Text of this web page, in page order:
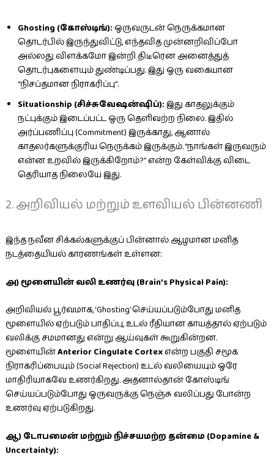
Ghosting (கோஸ்டிங்):ஒருவருடன் நெருக்கமான
தொடர்பில் இருந்துவிட்டு, எந்தவித முன்னறிவிப்போ
அல்லது விளக்கமோ இன்றி திடீரென அனைத்துத்
தொடர்புகளையும் துண்டிப்பது. இது ஒரு வகையான
“நிசப்தமான நிராகரிப்பு”.
Situationship (சிச்சுவேஷன்ஷிப்):இது காதலுக்கும்
நட்புக்கும் இடைப்பட்ட ஒரு தெளிவற்ற நிலை. இதில்
அர்ப்பணிப்பு (Commitment) இருக்காது, ஆனால்
காதலர்களுக்குரிய நெருக்கம் இருக்கும். “நாங்கள் இருவரும்
என்ன உறவில் இருக்கிறோம்?” என்ற கேள்விக்கு விடை
தெரியாத நிலையே இது.
2. அறிவியல் மற்றும் உளவியல் பின்னணி
இந்த நவீன சிக்கல்களுக்குப் பின்னால் ஆழமான மனித
நடத்தையியல் காரணங்கள் உள்ளன:
அ) மூளையின் வலி உணர்வு (Brain’s Physical Pain):
அறிவியல் பூர்வமாக, ‘Ghosting’ செய்யப்படும்போது மனித
மூளையில் ஏற்படும் பாதிப்பு, உடல் ரீதியான காயத்தால் ஏற்படும்
வலிக்கு சமமானது என்று ஆய்வுகள் கூறுகின்றன.
மூளையின்Anterior Cingulate Cortexஎன்ற பகுதி சமூக
நிராகரிப்பையும் (Social Rejection) உடல் வலியையும் ஒரே
மாதிரியாகவே உணர்கிறது. அதனால்தான் கோஸ்டிங்
செய்யப்படும்போது ஒருவருக்கு நெஞ்சு வலிப்பது போன்ற
உணர்வு ஏற்படுகிறது.
ஆ) டோபமைன் மற்றும் நிச்சயமற்ற தன்மை (Dopamine &
Uncertainty):